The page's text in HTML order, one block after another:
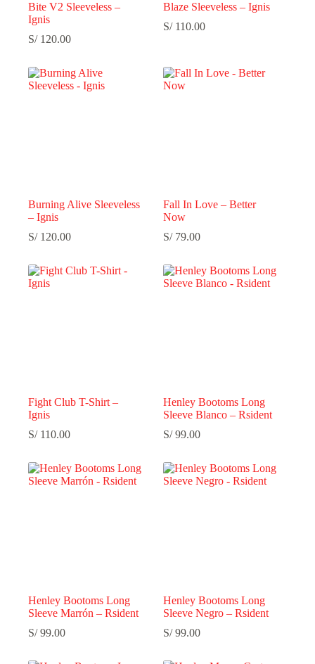
Bite V2 Sleeveless –
Ignis
S/120.00
Blaze Sleeveless – Ignis
S/110.00
Burning Alive Sleeveless
– Ignis
S/120.00
Fall In Love – Better
Now
S/79.00
Fight Club T-Shirt –
Ignis
S/110.00
Henley Bootoms Long
Sleeve Blanco – Rsident
S/99.00
Henley Bootoms Long
Sleeve Marrón – Rsident
S/99.00
Henley Bootoms Long
Sleeve Negro – Rsident
S/99.00